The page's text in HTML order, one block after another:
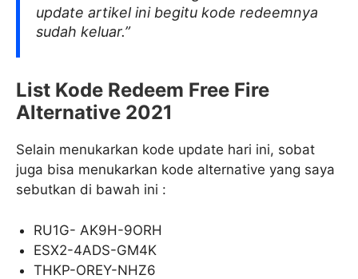
update artikel ini begitu kode redeemnya
sudah keluar.”
List Kode Redeem Free Fire
Alternative 2021
Selain menukarkan kode update hari ini, sobat
juga bisa menukarkan kode alternative yang saya
sebutkan di bawah ini :
RU1G- AK9H-9ORH
ESX2-4ADS-GM4K
THKP-OREY-NHZ6